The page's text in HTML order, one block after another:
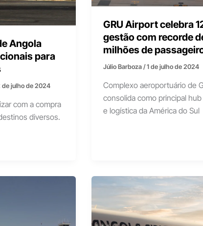
Angola
para
de julho de 2024
com a compra
diversos.
GRU Airport celebra
gestão com recorde
milhões de
Júlio Barboza/1 de julho de 2024
Complexo aeroportuário de
consolida como principal
e logística da América do Sul